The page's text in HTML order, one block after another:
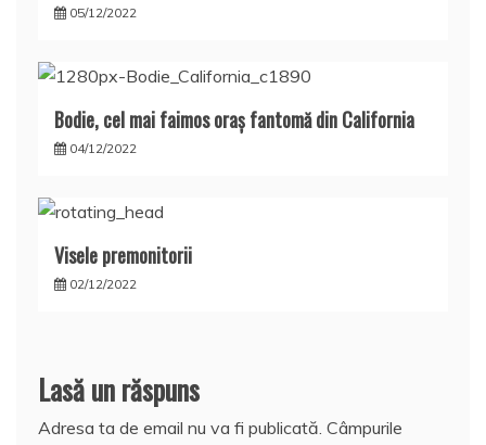
05/12/2022
Bodie, cel mai faimos oraş fantomă din California
04/12/2022
Visele premonitorii
02/12/2022
Lasă un răspuns
Adresa ta de email nu va fi publicată. Câmpurile